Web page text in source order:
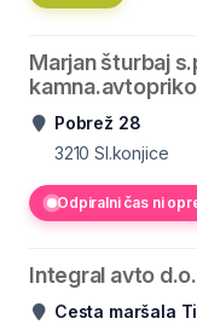
Marjan šturbaj
Pobrež 28
3210 Sl.konjice
Odpiralni čas ni
Integral avto
Cesta maršala